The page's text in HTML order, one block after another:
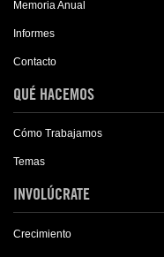
Memoria Anual
Informes
Contacto
QUÉ HACEMOS
Cómo Trabajamos
Temas
INVOLÚCRATE
Crecimiento